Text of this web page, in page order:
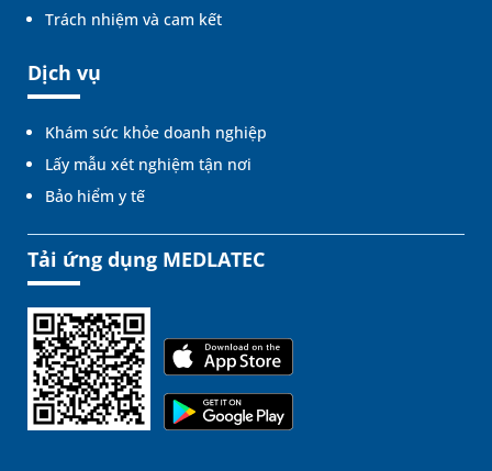
Trách nhiệm và cam kết
Dịch vụ
Khám sức khỏe doanh nghiệp
Lấy mẫu xét nghiệm tận nơi
Bảo hiểm y tế
Tải ứng dụng MEDLATEC